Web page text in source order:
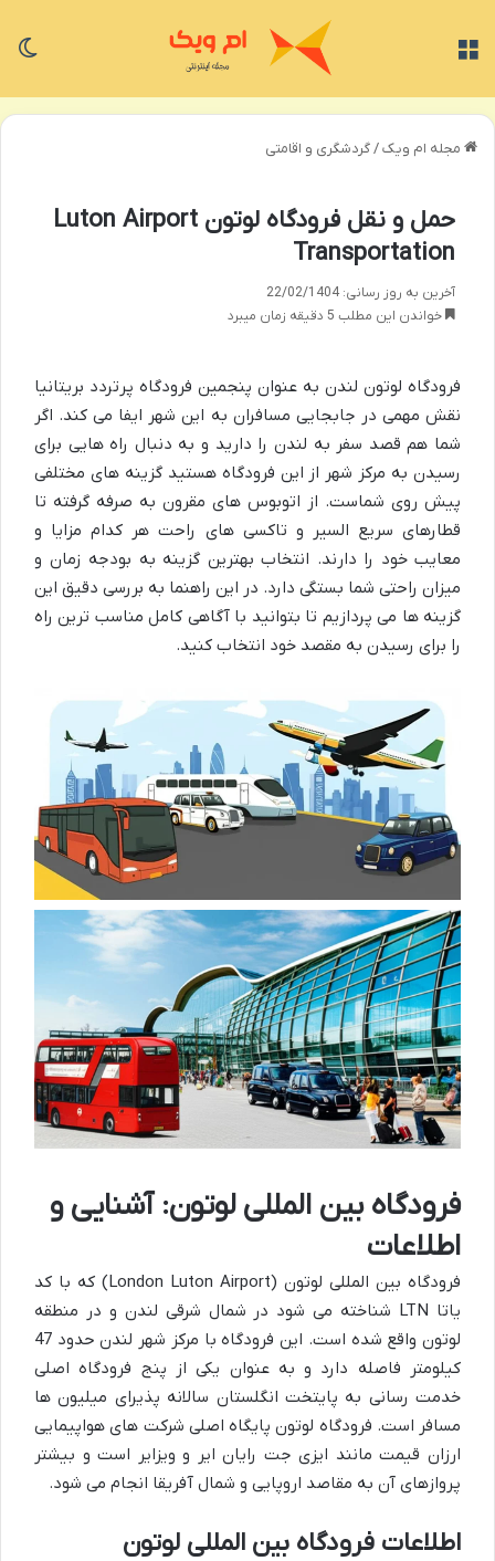
مجله ام ویک/گردشگری و اقامتی
حمل و نقل فرودگاه لوتون Luton Airport
Transportation
آخرین به روز رسانی: 22/02/1404
خواندن این مطلب 5 دقیقه زمان میبرد
فرودگاه لوتون لندن به عنوان پنجمین فرودگاه پرتردد بریتانیا
نقش مهمی در جابجایی مسافران به این شهر ایفا می کند. اگر
شما هم قصد سفر به لندن را دارید و به دنبال راه هایی برای
رسیدن به مرکز شهر از این فرودگاه هستید گزینه های مختلفی
پیش روی شماست. از اتوبوس های مقرون به صرفه گرفته تا
قطارهای سریع السیر و تاکسی های راحت هر کدام مزایا و
معایب خود را دارند. انتخاب بهترین گزینه به بودجه زمان و
میزان راحتی شما بستگی دارد. در این راهنما به بررسی دقیق این
گزینه ها می پردازیم تا بتوانید با آگاهی کامل مناسب ترین راه
را برای رسیدن به مقصد خود انتخاب کنید.
فرودگاه بین المللی لوتون: آشنایی و
اطلاعات
فرودگاه بین المللی لوتون (London Luton Airport) که با کد
یاتا LTN شناخته می شود در شمال شرقی لندن و در منطقه
لوتون واقع شده است. این فرودگاه با مرکز شهر لندن حدود 47
کیلومتر فاصله دارد و به عنوان یکی از پنج فرودگاه اصلی
خدمت رسانی به پایتخت انگلستان سالانه پذیرای میلیون ها
مسافر است. فرودگاه لوتون پایگاه اصلی شرکت های هواپیمایی
ارزان قیمت مانند ایزی جت رایان ایر و ویزایر است و بیشتر
پروازهای آن به مقاصد اروپایی و شمال آفریقا انجام می شود.
اطلاعات فرودگاه بین المللی لوتون